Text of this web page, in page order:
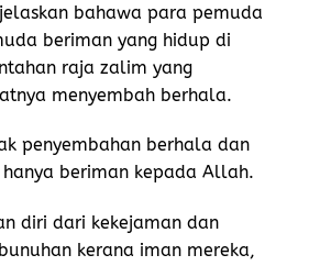
bahawa para pemuda
beriman yang hidup di
raja zalim yang
menyembah berhala.
penyembahan berhala dan
beriman kepada Allah.
diri dari kekejaman dan
kerana iman mereka,